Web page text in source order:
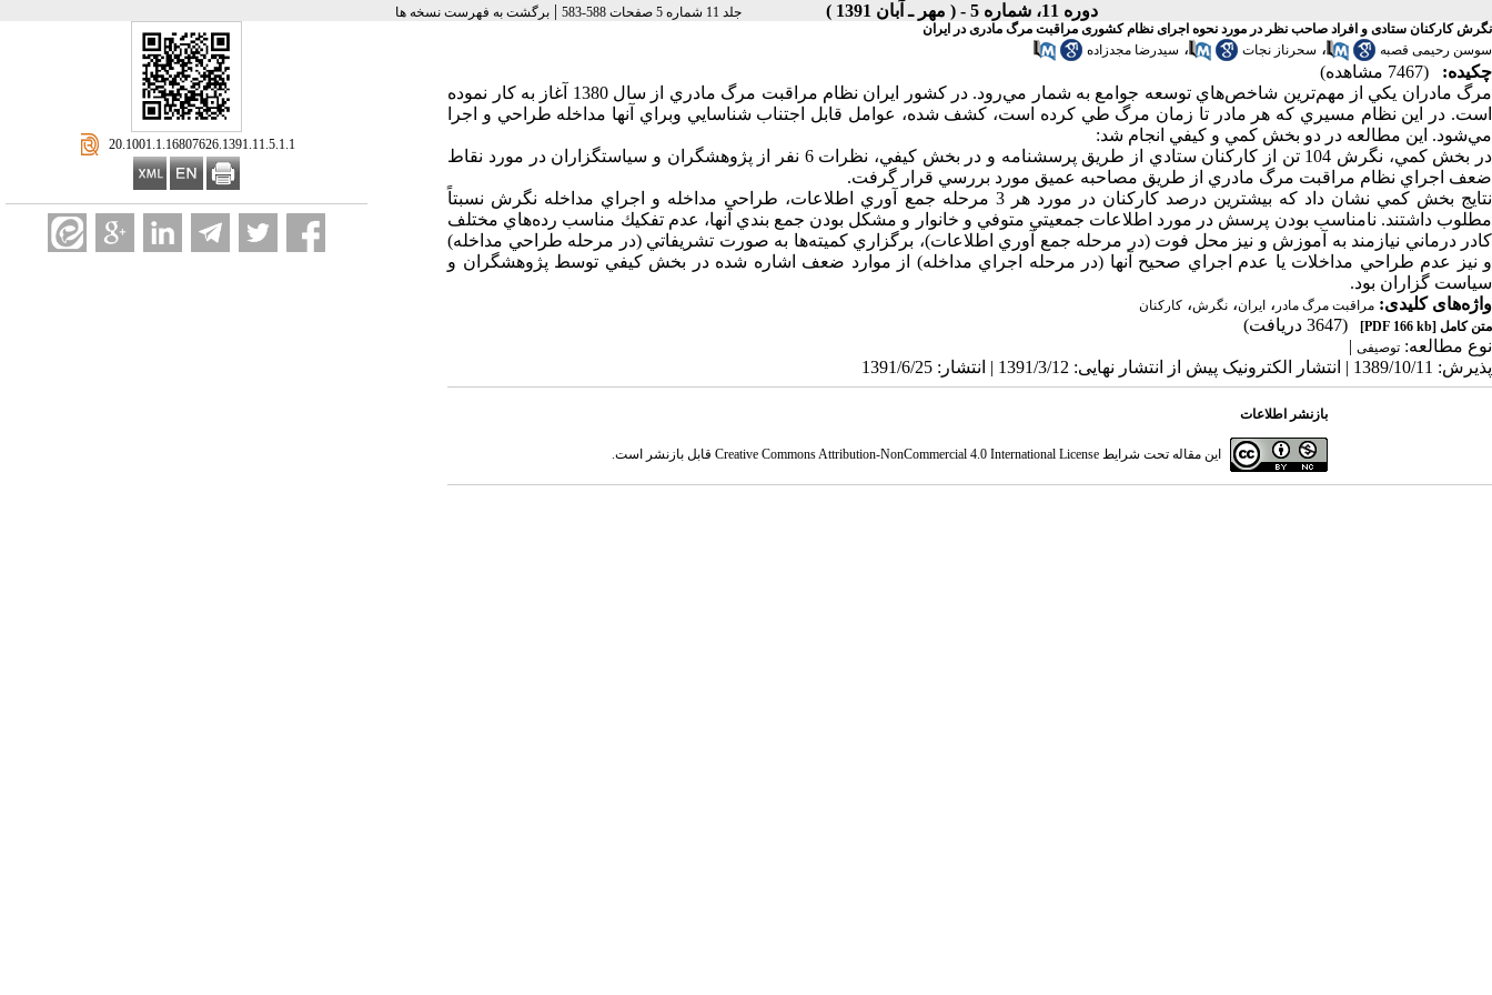
دوره 11، شماره 5 - ( مهر ـ آبان 1391 ) جلد 11 شماره 5 صفحات 588-583 |برگشت به فهرست نسخه ها
‎ 20.1001.1.16807626.1391.11.5.1.1
نگرش کارکنان ستادی و افراد صاحب نظر در مورد نحوه اجرای نظام کشوری مراقبت مرگ مادری در ایران
سوسن رحیمی قصبه
، سحرناز نجات ، سیدرضا مجدزاده
چکیده:
(7467 مشاهده)
مرگ مادران يکي از مهم‌ترين شاخص‌هاي توسعه جوامع به شمار مي‌رود. در کشور ايران نظام مراقبت مرگ مادري از سال 1380 آغاز به کار نموده
است. در اين نظام مسيري که هر مادر تا زمان مرگ طي کرده است، کشف شده، عوامل قابل اجتناب شناسايي وبراي آنها مداخله طراحي و اجرا
مي‌شود. اين مطالعه در دو بخش كمي و كيفي انجام شد:
در بخش کمي، نگرش 104 تن از کارکنان ستادي از طريق پرسشنامه و در بخش کيفي، نظرات 6 نفر از پژوهشگران و سياستگزاران در مورد نقاط
ضعف اجراي نظام مراقبت مرگ مادري از طريق مصاحبه عميق مورد بررسي قرار گرفت.
نتايج بخش كمي نشان داد كه بيشترين درصد کارکنان در مورد هر 3 مرحله جمع آوري اطلاعات، طراحي مداخله و اجراي مداخله نگرش نسبتاً
مطلوب داشتند. نامناسب بودن پرسش در مورد اطلاعات جمعيتي متوفي و خانوار و مشكل بودن جمع بندي آنها، عدم تفكيك مناسب رده‌هاي مختلف
كادر درماني نيازمند به آموزش و نيز محل فوت (در مرحله جمع آوري اطلاعات)، برگزاري كميته‌ها به صورت تشريفاتي (در مرحله طراحي مداخله)
و نيز عدم طراحي مداخلات يا عدم اجراي صحيح آنها (در مرحله اجراي مداخله) از موارد ضعف اشاره شده در بخش كيفي توسط پژوهشگران و
سياست گزاران بود.
واژه‌های کلیدی: مراقبت مرگ مادر ، ایران، نگرش، کارکنان
متن کامل [PDF 166 kb]
(3647 دریافت)
نوع مطالعه: توصیفی |
پذیرش: 1389/10/11 | انتشار الکترونیک پیش از انتشار نهایی: 1391/3/12 | انتشار: 1391/6/25
بازنشر اطلاعات
این مقاله تحت شرایط Creative Commons Attribution-NonCommercial 4.0 International Licenseقابل بازنشر است.